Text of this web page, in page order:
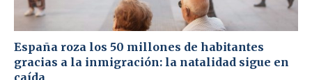
España roza los 50 millones de habitantes
gracias a la inmigración: la natalidad sigue en